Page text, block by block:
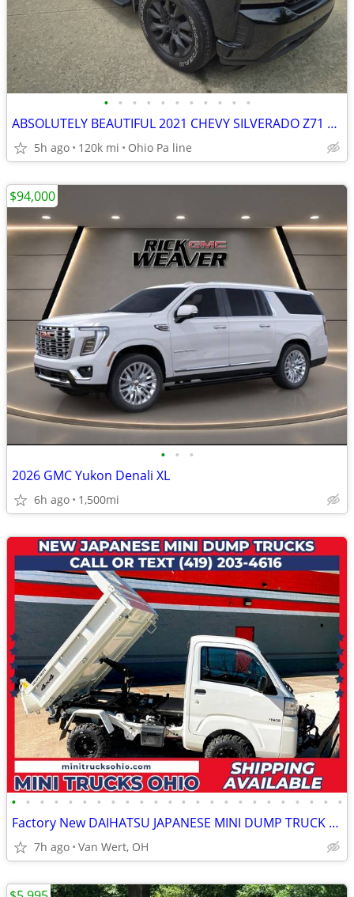
• • • • • • • • • • •
ABSOLUTELY BEAUTIFUL 2021 CHEVY SILVERADO Z71 BLACK ON BLACK RST
5h ago 120k mi Ohio Pa line
• • •
2026 GMC Yukon Denali XL
6h ago 1,500mi
$94,000
• • • • • • • • • • • • • • • • • • • • • • • •
Factory New DAIHATSU JAPANESE MINI DUMP TRUCK UTV Side x Side 4x4 - HE
7h ago Van Wert, OH